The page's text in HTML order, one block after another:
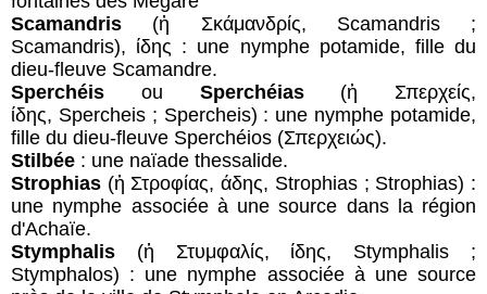
Scamandris (ἡ Σκάμανδρίς, Scamandris ;
Scamandris), ίδης : une nymphe potamide, fille du
dieu-fleuve Scamandre.
Sperchéis ou Sperchéias(ἡ Σπερχείς,
ίδης, Spercheis ; Spercheis) : une nymphe potamide,
fille du dieu-fleuve Sperchéios (Σπερχειώς).
Stilbée : une naïade thessalide.
Strophias (ἡ Στροφίας, άδης, Strophias ; Strophias) :
une nymphe associée à une source dans la région
d'Achaïe.
Stymphalis (ἡ Στυμφαλίς, ίδης, Stymphalis ;
Stymphalos) : une nymphe associée à une source